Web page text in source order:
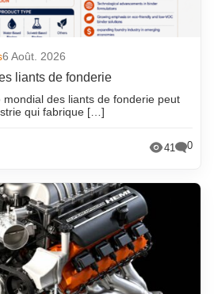
6 Août. 2026
liants de fonderie
des liants de fonderie peut
qui fabrique […]
41 0